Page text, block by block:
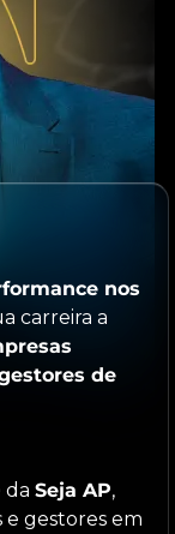
nos
carreira a
de
da Seja AP,
gestores em